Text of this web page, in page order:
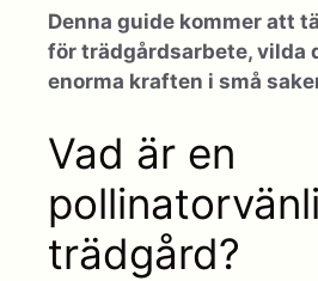
Denna guide kommer att
för trädgårdsarbete, vilda
enorma kraften i små
Vad är en
trädgård?